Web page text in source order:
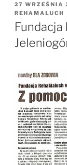
W
27 WRZEŚNIA
REHAMALUCH
Fundacja